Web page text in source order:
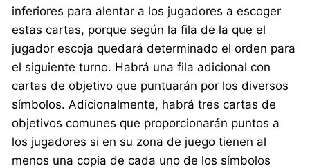
inferiores para alentar a los jugadores a escoger
estas cartas, porque según la fila de la que el
jugador escoja quedará determinado el orden para
el siguiente turno. Habrá una fila adicional con
cartas de objetivo que puntuarán por los diversos
símbolos. Adicionalmente, habrá tres cartas de
objetivos comunes que proporcionarán puntos a
los jugadores si en su zona de juego tienen al
menos una copia de cada uno de los símbolos